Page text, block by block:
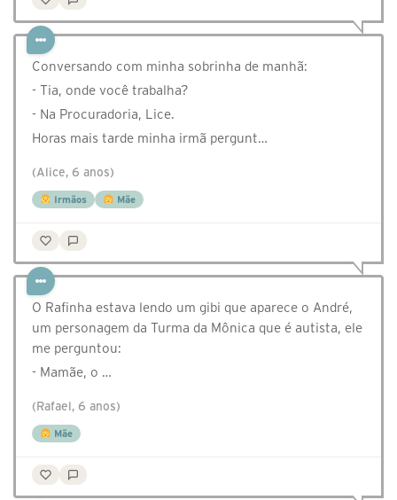
Conversando com minha sobrinha de manhã:
- Tia, onde você trabalha?
- Na Procuradoria, Lice.
Horas mais tarde minha irmã pergunt…
(Alice, 6 anos)
Irmãos Mãe
O Rafinha estava lendo um gibi que aparece o André,
um personagem da Turma da Mônica que é autista, ele
me perguntou:
- Mamãe, o …
(Rafael, 6 anos)
Mãe